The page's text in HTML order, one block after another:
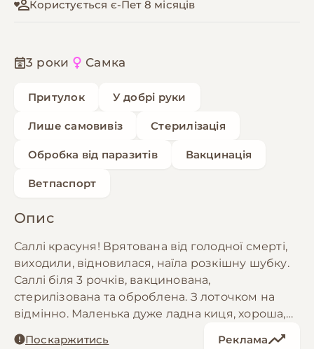
Користується є-Пет 8 місяців
3 роки Самка
Притулок У добрі руки
Лише самовивіз Стерилізація
Обробка від паразитів Вакцинація
Ветпаспорт
Опис
Саллі красуня! Врятована від голодної смерті,
виходили, відновилася, наїла розкішну шубку.
Саллі біля 3 рочків, вакцинована,
стерилізована та оброблена. З лоточком на
відмінно. Маленька дуже ладна киця, хороша,
Поскаржитись Реклама